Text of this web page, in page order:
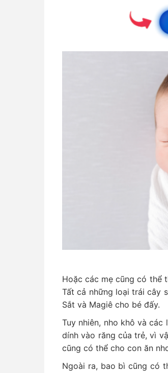
Hoặc các mẹ cũng có thể
Tất cả những loại trái cây
Sắt và Magiê cho bé đấy.
Tuy nhiên, nho khô và
dính vào răng của trẻ, vì
cũng có thể cho con ăn
Ngoài ra, bao bì cũng có